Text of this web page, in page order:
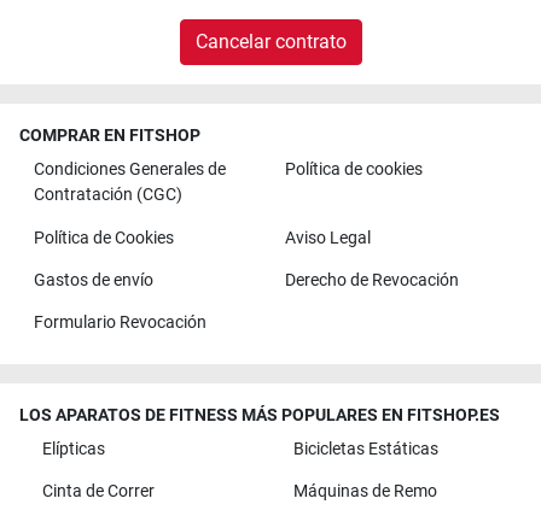
Cancelar contrato
COMPRAR EN FITSHOP
Condiciones Generales de
Contratación (CGC)
Política de cookies
Política de Cookies Aviso Legal
Gastos de envío Derecho de Revocación
Formulario Revocación
LOS APARATOS DE FITNESS MÁS POPULARES EN FITSHOP.ES
Elípticas
Bicicletas Estáticas
Cinta de Correr Máquinas de Remo